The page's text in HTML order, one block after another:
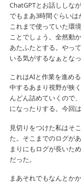
ChatGPTとお話ししな
でもまあ3時間ぐらいは
これまで使っていた環
ことでしょう。全然動
あたふたとする。やっ
いる気がするなぁとな
これはAIと作業を進め
中するあまり視野が狭
んどん詰めていくので
になったりする。今回は
見切りをつけた私はそ
た。そこまでのログが
まりにもログが長いた
だった。
まあそれでもなんとか